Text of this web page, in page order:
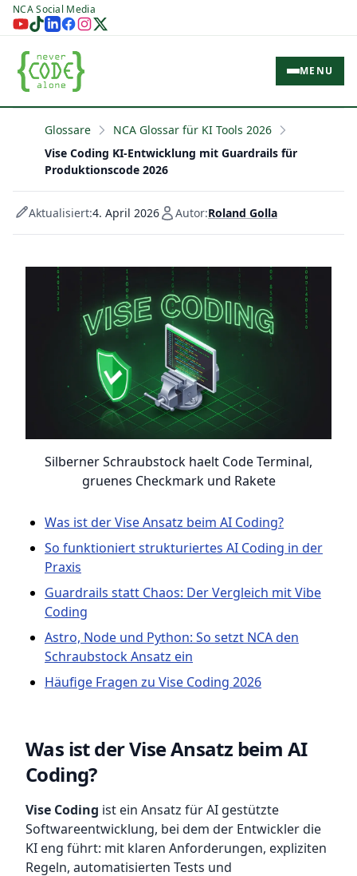
NCA Social Media
MENU
Glossare
NCA Glossar für KI Tools 2026
Vise Coding KI-Entwicklung mit Guardrails für
Produktionscode 2026
Aktualisiert:4. April 2026 Autor:Roland Golla
Silberner Schraubstock haelt Code Terminal,
gruenes Checkmark und Rakete
Was ist der Vise Ansatz beim AI Coding?
So funktioniert strukturiertes AI Coding in der
Praxis
Guardrails statt Chaos: Der Vergleich mit Vibe
Coding
Astro, Node und Python: So setzt NCA den
Schraubstock Ansatz ein
Häufige Fragen zu Vise Coding 2026
Was ist der Vise Ansatz beim AI
Coding?
Vise Coding ist ein Ansatz für AI gestützte
Softwareentwicklung, bei dem der Entwickler die
KI eng führt: mit klaren Anforderungen, expliziten
Regeln, automatisierten Tests und